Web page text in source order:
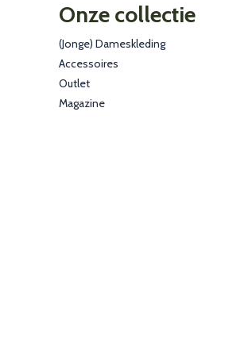
Onze collectie
(Jonge) Dameskleding
Accessoires
Outlet
Magazine